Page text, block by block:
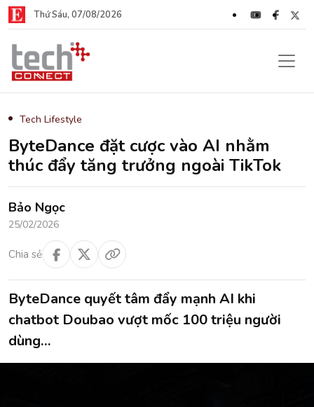
Thứ Sáu, 07/08/2026
Tech Lifestyle
ByteDance đặt cược vào AI nhằm
thúc đẩy tăng trưởng ngoài TikTok
Bảo Ngọc
25/02/2026
Chia sẻ
ByteDance quyết tâm đẩy mạnh AI khi
chatbot Doubao vượt mốc 100 triệu người
dùng…